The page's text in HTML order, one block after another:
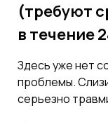
(требуют
в течение
Здесь уже нет
проблемы.
серьезно